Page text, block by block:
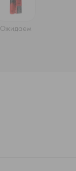
Ожидаем